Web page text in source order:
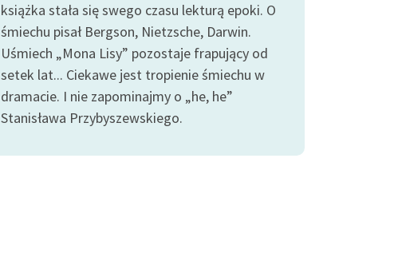
książka stała się swego czasu lekturą epoki. O
śmiechu pisał Bergson, Nietzsche, Darwin.
Uśmiech „Mona Lisy” pozostaje frapujący od
setek lat... Ciekawe jest tropienie śmiechu w
dramacie. I nie zapominajmy o „he, he”
Stanisława Przybyszewskiego.